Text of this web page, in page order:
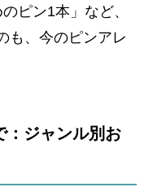
ピン1本」など、
も、今のピンアレ
：ジャンル別お